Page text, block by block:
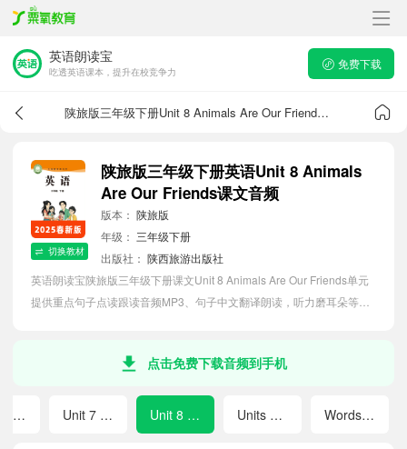
英语朗读宝
吃透英语课本，提升在校竞争力
免费下载
陕旅版三年级下册Unit 8 Animals Are Our Friends课文音频
切换教材
陕旅版三年级下册英语Unit 8 Animals
Are Our Friends课文音频
版本： 陕旅版
年级： 三年级下册
出版社： 陕西旅游出版社
英语朗读宝陕旅版三年级下册课文Unit 8 Animals Are Our Friends单元
提供重点句子点读跟读音频MP3、句子中文翻译朗读，听力磨耳朵等功
点击免费下载音频到手机
Unit 6 She Likes Fruits Unit 7 The Pet Is Lovely Unit 8 Animals Are Our Friends Units 5-8 Review 2 Words in Each Unit